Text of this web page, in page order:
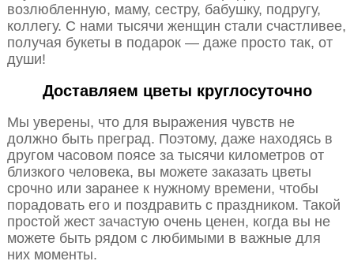
возлюбленную, маму, сестру, бабушку, подругу,
коллегу. С нами тысячи женщин стали счастливее,
получая букеты в подарок — даже просто так, от
души!
Доставляем цветы круглосуточно
Мы уверены, что для выражения чувств не
должно быть преград. Поэтому, даже находясь в
другом часовом поясе за тысячи километров от
близкого человека, вы можете заказать цветы
срочно или заранее к нужному времени, чтобы
порадовать его и поздравить с праздником. Такой
простой жест зачастую очень ценен, когда вы не
можете быть рядом с любимыми в важные для
них моменты.